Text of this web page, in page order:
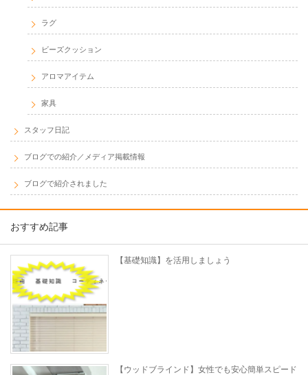
ラグ
ビーズクッション
アロマアイテム
家具
スタッフ日記
ブログでの紹介／メディア掲載情報
ブログで紹介されました
おすすめ記事
【基礎知識】を活用しましょう
【ウッドブラインド】女性でも安心簡単スピード